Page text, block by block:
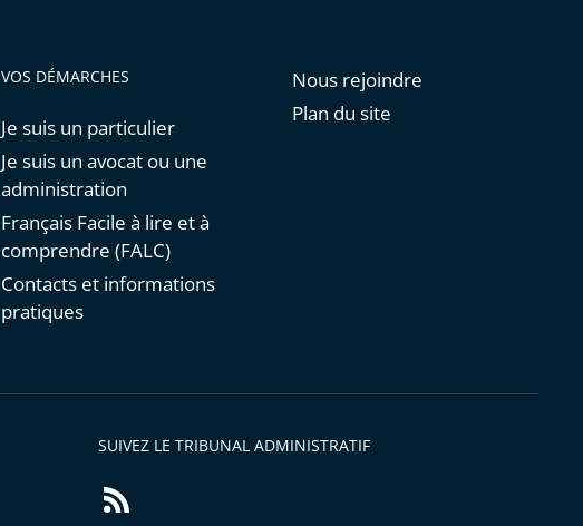
VOS DÉMARCHES
Je suis un particulier
Je suis un avocat ou une
administration
Français Facile à lire et à
comprendre (FALC)
Contacts et informations
pratiques
Nous rejoindre
Plan du site
SUIVEZ LE TRIBUNAL ADMINISTRATIF
Flux
RSS